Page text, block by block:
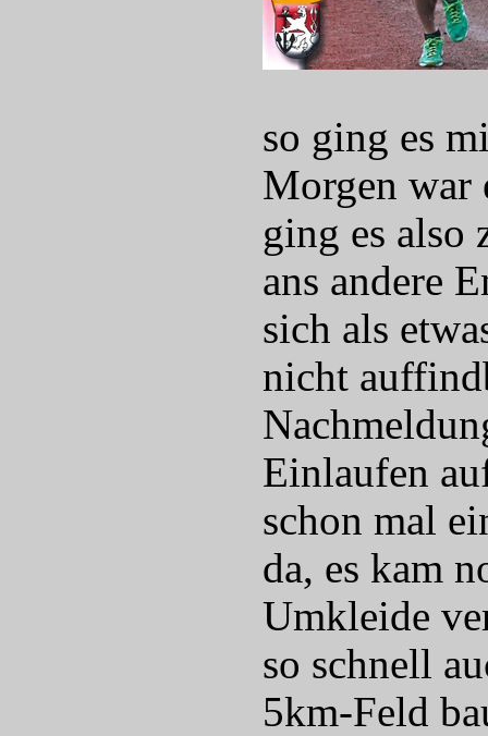
so ging es
Morgen war
ging es also
ans andere
sich als
nicht
Einlaufen
schon mal
da, es kam
Umkleide
so schnell
5km-Feld